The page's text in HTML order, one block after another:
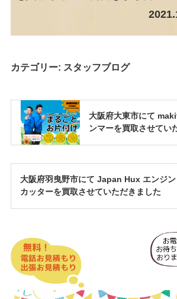
カテゴリー: スタッフブログ
大阪府大東市にて
ンマーを買取させてい
大阪府羽曳野市にて Japan Hux エンジン
カッターを買取させていただきました